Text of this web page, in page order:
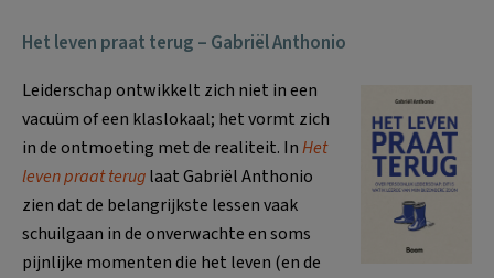
Het leven praat terug – Gabriël Anthonio
Leiderschap ontwikkelt zich niet in een
vacuüm of een klaslokaal; het vormt zich
in de ontmoeting met de realiteit. InHet
leven praat teruglaat Gabriël Anthonio
zien dat de belangrijkste lessen vaak
schuilgaan in de onverwachte en soms
pijnlijke momenten die het leven (en de